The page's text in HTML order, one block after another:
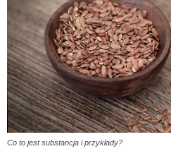
Co to jest substancja i przykłady?